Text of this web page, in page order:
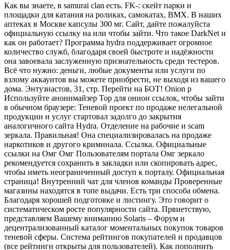
Как вы знаете, в samurai clan есть. FK-: скейт парки и
площадки для катания на роликах, самокатах, BMX. В наших
аптеках в Москве капсулы 300 мг. Сайт, дайте пожалуйста
официальную ссылку на или чтобы зайти. Что такое DarkNet и
как он работает? Программа hydra поддерживает огромное
количество служб, благодаря своей быстроте и надёжности
она завоевала заслуженную признательность среди тестеров.
Всё что нужно: деньги, любые документы или услуги по
взлому аккаунтов вы можете приобрести, не выходя из вашего
дома. Энтузиастов, 31, стр. Перейти на БОТ! Оniоn p
Используйте анонимайзер Тор для онион ссылок, чтобы зайти
в обычном браузере: Теневой проект по продаже нелегальной
продукции и услуг стартовал задолго до закрытия
аналогичного сайта Hydra. Отделение на рабочие и scam
зеркала. Правильная! Она специализировалась на продаже
наркотиков и другого криминала. Ссылка. Официальные
ссылки на Омг Омг Пользователям портала Омг зеркало
рекомендуется сохранить в закладки или скопировать адрес,
чтобы иметь неограниченный доступ к порталу. Официальная
страница! Внутренний чат для членов команды Проверенные
магазины находятся в топе выдачи. Есть три способа обмена.
Благодаря хорошей подготовке и листингу. Это говорит о
систематическом росте популярности сайта. Првиетствую,
представляем Вашему вниманию Solaris – Форум и
децентрализованный каталог моментальных покупок товаров
теневой сферы. Система рейтингов покупателей и продавцов
(все рейтинги открыты для пользователей). Как пополнить